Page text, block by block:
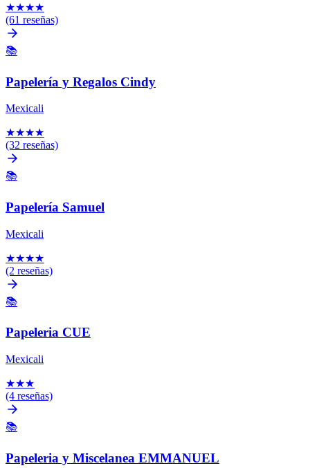
★★★★
(61 reseñas)
📚
Papelería y Regalos Cindy
Mexicali
★★★★
(32 reseñas)
📚
Papelería Samuel
Mexicali
★★★★
(2 reseñas)
📚
Papeleria CUE
Mexicali
★★★
(4 reseñas)
📚
Papeleria y Miscelanea EMMANUEL